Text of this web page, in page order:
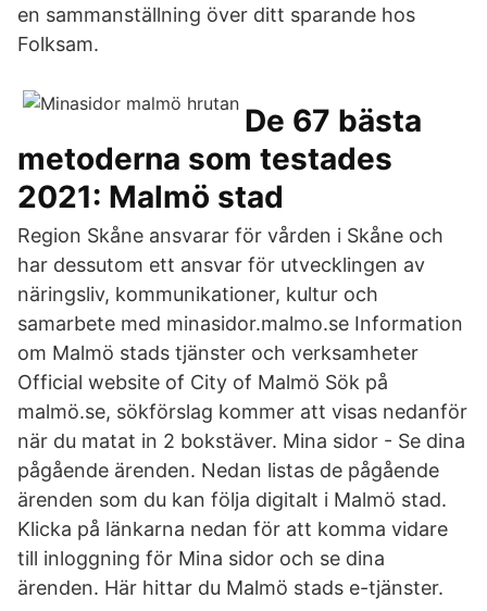
en sammanställning över ditt sparande hos
Folksam.
De 67 bästa
metoderna som testades
2021: Malmö stad
Region Skåne ansvarar för vården i Skåne och
har dessutom ett ansvar för utvecklingen av
näringsliv, kommunikationer, kultur och
samarbete med minasidor.malmo.se Information
om Malmö stads tjänster och verksamheter
Official website of City of Malmö Sök på
malmö.se, sökförslag kommer att visas nedanför
när du matat in 2 bokstäver. Mina sidor - Se dina
pågående ärenden. Nedan listas de pågående
ärenden som du kan följa digitalt i Malmö stad.
Klicka på länkarna nedan för att komma vidare
till inloggning för Mina sidor och se dina
ärenden. Här hittar du Malmö stads e-tjänster.